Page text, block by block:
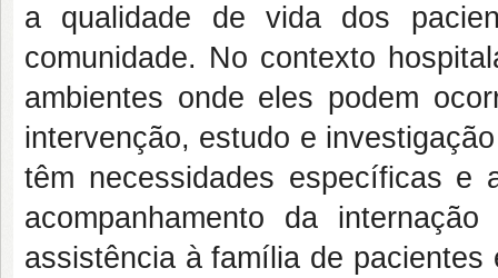
a qualidade de vida dos
comunidade. No contexto
ambientes onde eles podem
intervenção, estudo e
têm necessidades específicas e
acompanhamento da
assistência à família de